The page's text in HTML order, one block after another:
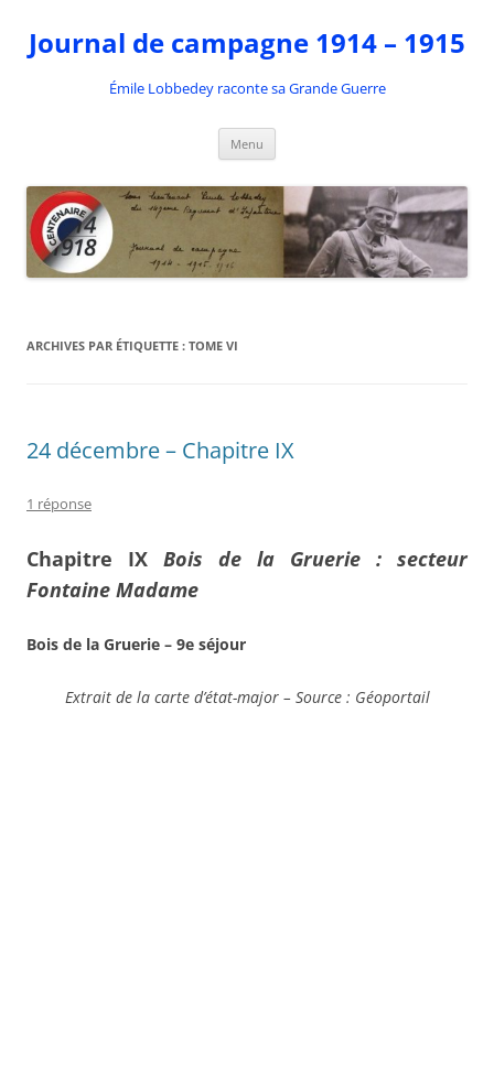
contenu
Journal de campagne 1914 – 1915
Émile Lobbedey raconte sa Grande Guerre
Menu
ARCHIVES PAR ÉTIQUETTE : TOME VI
24 décembre – Chapitre IX
1 réponse
Chapitre IX Bois de la Gruerie : secteur
Fontaine Madame
Bois de la Gruerie – 9e séjour
Extrait de la carte d’état-major – Source : Géoportail